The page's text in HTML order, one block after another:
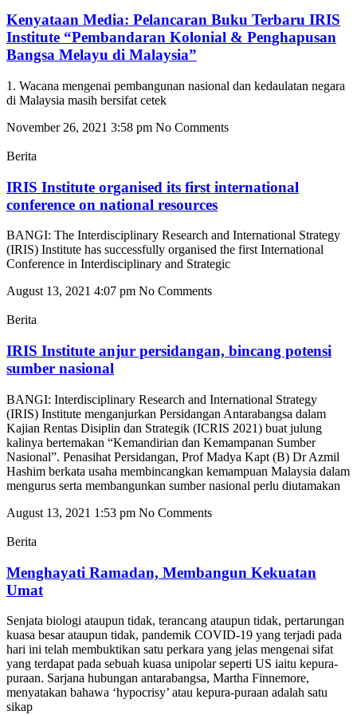
Kenyataan Media: Pelancaran Buku Terbaru IRIS
Institute “Pembandaran Kolonial & Penghapusan
Bangsa Melayu di Malaysia”
1. Wacana mengenai pembangunan nasional dan kedaulatan negara
di Malaysia masih bersifat cetek
November 26, 2021 3:58 pm No Comments
Berita
IRIS Institute organised its first international
conference on national resources
BANGI: The Interdisciplinary Research and International Strategy
(IRIS) Institute has successfully organised the first International
Conference in Interdisciplinary and Strategic
August 13, 2021 4:07 pm No Comments
Berita
IRIS Institute anjur persidangan, bincang potensi
sumber nasional
BANGI: Interdisciplinary Research and International Strategy
(IRIS) Institute menganjurkan Persidangan Antarabangsa dalam
Kajian Rentas Disiplin dan Strategik (ICRIS 2021) buat julung
kalinya bertemakan “Kemandirian dan Kemampanan Sumber
Nasional”. Penasihat Persidangan, Prof Madya Kapt (B) Dr Azmil
Hashim berkata usaha membincangkan kemampuan Malaysia dalam
mengurus serta membangunkan sumber nasional perlu diutamakan
August 13, 2021 1:53 pm No Comments
Berita
Menghayati Ramadan, Membangun Kekuatan
Umat
Senjata biologi ataupun tidak, terancang ataupun tidak, pertarungan
kuasa besar ataupun tidak, pandemik COVID-19 yang terjadi pada
hari ini telah membuktikan satu perkara yang jelas mengenai sifat
yang terdapat pada sebuah kuasa unipolar seperti US iaitu kepura-
puraan. Sarjana hubungan antarabangsa, Martha Finnemore,
menyatakan bahawa ‘hypocrisy’ atau kepura-puraan adalah satu
sikap